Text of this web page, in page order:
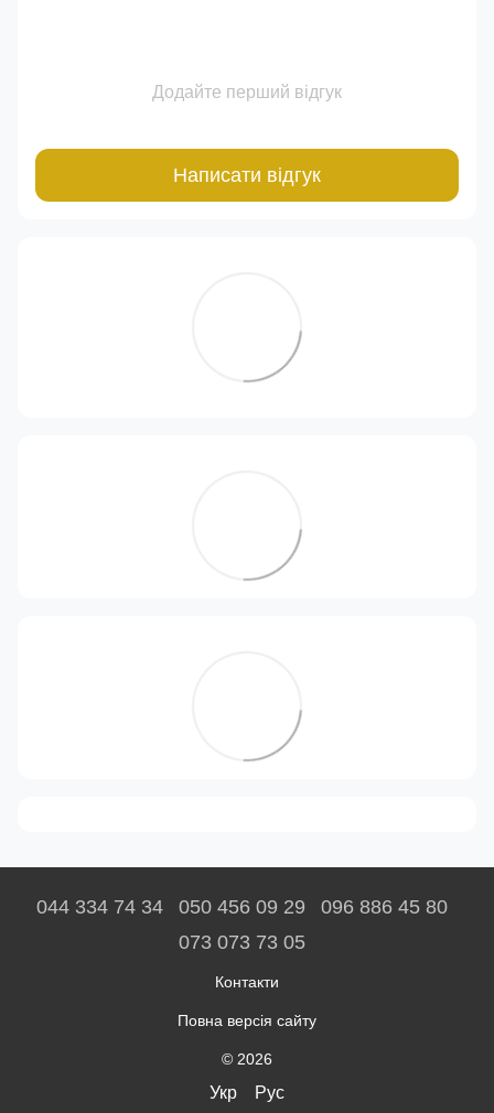
Додайте перший відгук
Написати відгук
044 334 74 34 050 456 09 29
096 886 45 80
073 073 73 05
Контакти
Повна версія сайту
© 2026
Укр Рус